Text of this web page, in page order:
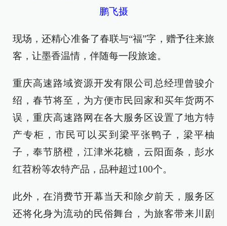
鹏飞摄
现场，还精心准备了春联与“福”字，赠予往来旅
客，让墨香温情，伴随每一段旅途。
重庆高速路域资源开发有限公司总经理曾骏介
绍，春节将至，为方便市民回家和买年货两不
误，重庆高速路网在各大服务区设置了地方特
产专柜，市民可以买到梁平张鸭子，梁平柚
子，奉节脐橙，江津米花糖，云阳面条，彭水
红苕粉等农特产品，品种超过100个。
此外，在消费节开幕当天和除夕前天，服务区
还将化身为流动的民俗舞台，为旅客带来川剧